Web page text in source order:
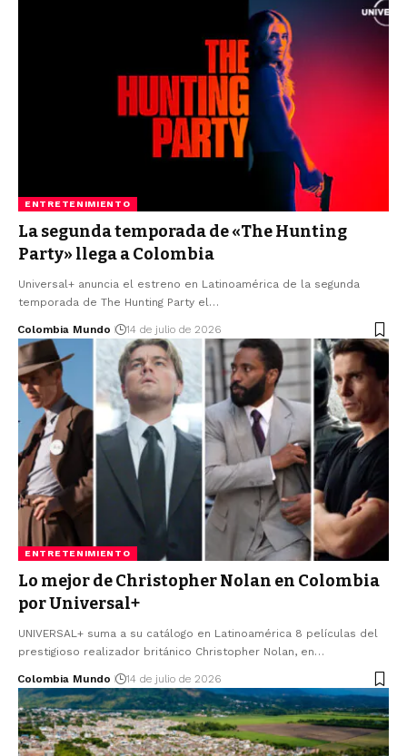
ENTRETENIMIENTO
La segunda temporada de «The Hunting
Party» llega a Colombia
Universal+ anuncia el estreno en Latinoamérica de la segunda
temporada de The Hunting Party el…
Colombia Mundo 14 de julio de 2026
ENTRETENIMIENTO
Lo mejor de Christopher Nolan en Colombia
por Universal+
UNIVERSAL+ suma a su catálogo en Latinoamérica 8 películas del
prestigioso realizador británico Christopher Nolan, en…
Colombia Mundo 14 de julio de 2026